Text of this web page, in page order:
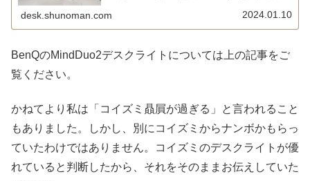
desk.shunoman.com 2024.01.10
BenQのMindDuo2デスクライトについては上の記事をご
覧ください。
かねてより私は「コイズミ贔屓が過ぎる」と言われること
もありました。しかし、別にコイズミからナンボかもらっ
ていたわけではありません。コイズミのデスクライトが優
れていると判断したから、それをそのままお伝えしていた